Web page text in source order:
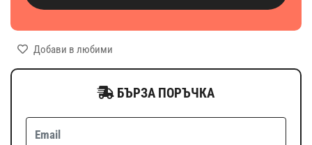
Добави в любими
БЪРЗА ПОРЪЧКА